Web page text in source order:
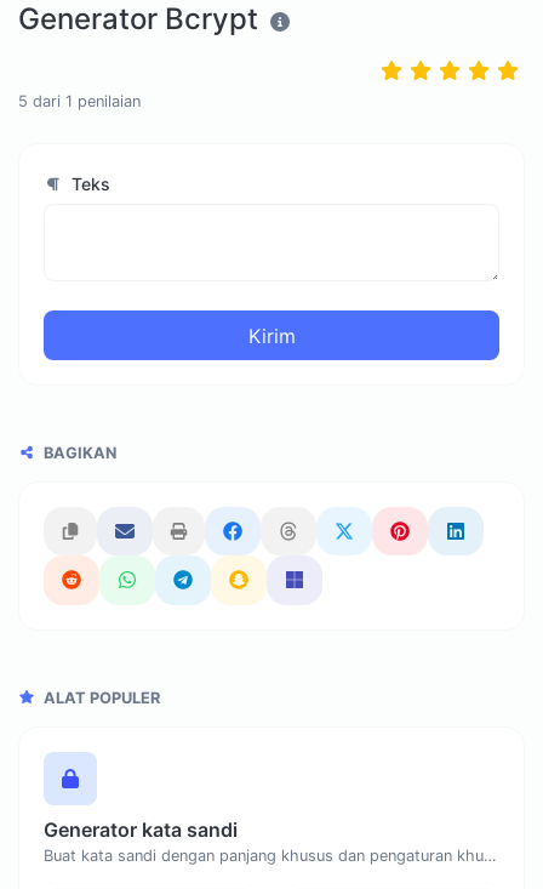
Generator Bcrypt
5 dari 1 penilaian
Teks
Kirim
BAGIKAN
ALAT POPULER
Generator kata sandi
Buat kata sandi dengan panjang khusus dan pengaturan khusus.